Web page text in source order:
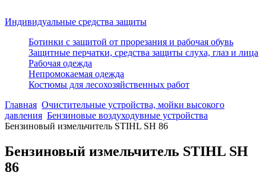
Индивидуальные средства защиты
Ботинки с защитой от прорезания и рабочая обувь
Защитные перчатки, средства защиты слуха, глаз и лица
Рабочая одежда
Непромокаемая одежда
Костюмы для лесохозяйственных работ
Главная Очистительные устройства, мойки высокого
давления Бензиновые воздуходувные устройства
Бензиновый измельчитель STIHL SH 86
Бензиновый измельчитель STIHL SH
86